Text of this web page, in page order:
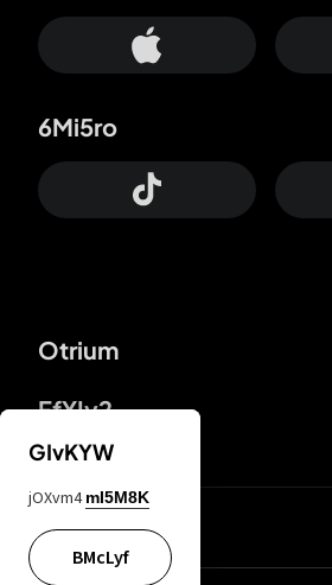
Otrium
FfYIy2
6Mi5ro
ZbBJcb
GIvKYW
jOXvm4 mI5M8K
BMcLyf